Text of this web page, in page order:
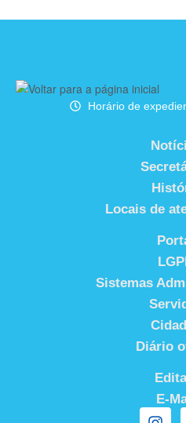
Horário de
Locais de
Sistemas
Diário
E-